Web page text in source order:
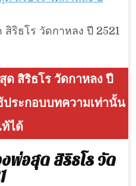
ริธโร วัดกาหลง ปี 2521
ด สิริธโร วัดกาหลง ปี
ประกอบบทความเท่านั้น
ได้
พ่อสุด สิริธโร วัด